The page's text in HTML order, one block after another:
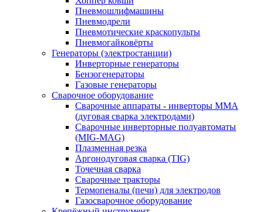
Пневмошлифмашины
Пневмодрели
Пневмотические краскопульты
Пневмогайковёрты
Генераторы (электростанции)
Инверторные генераторы
Бензогенераторы
Газовые генераторы
Сварочное оборудование
Сварочные аппараты - инверторы ММА
(дуговая сварка электродами)
Сварочные инверторные полуавтоматы
(MIG-MAG)
Плазменная резка
Аргонодуговая сварка (TIG)
Точечная сварка
Сварочные тракторы
Термопеналы (печи) для электродов
Газосварочное оборудование